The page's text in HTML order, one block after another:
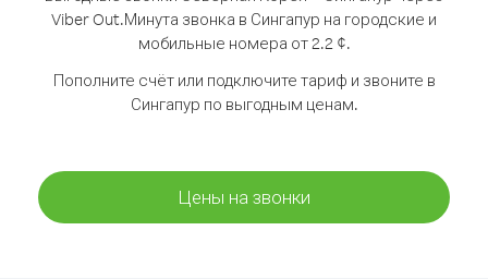
Viber Out.Минута звонка в Сингапур на городские и
мобильные номера от 2.2 ¢.
Пополните счёт или подключите тариф и звоните в
Сингапур по выгодным ценам.
Цены на звонки